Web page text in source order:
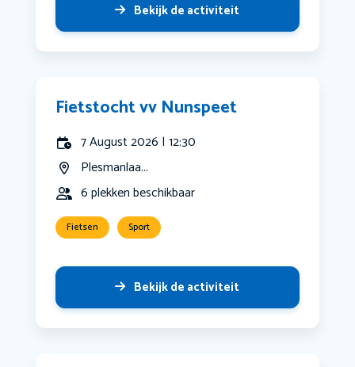
Bekijk de activiteit
Fietstocht vv Nunspeet
7 August 2026 | 12:30
Plesmanlaa...
6 plekken beschikbaar
Fietsen Sport
Bekijk de activiteit